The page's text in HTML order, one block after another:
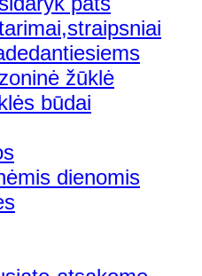
žūklė
būdai
dienomis